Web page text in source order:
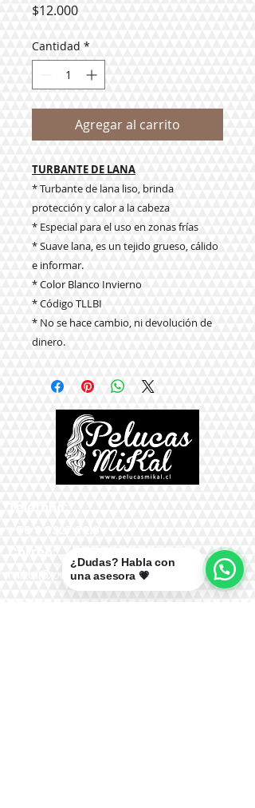
$12.000Precio
Cantidad *
Agregar al carrito
TURBANTE DE LANA
* Turbante de lana liso, brinda
protección y calor a la cabeza
* Especial para el uso en zonas frías
* Suave lana, es un tejido grueso, cálido
e informar.
* Color Blanco Invierno
* Código TLLBI
* No se hace cambio, ni devolución de
dinero.
mikal@pelucasmikal.cl
*Políticas de Envío
¿Dudas? Habla con
una asesora 💗